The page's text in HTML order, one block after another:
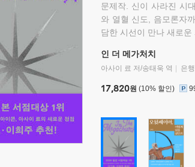
문제작. 신이 사라진 시
와 열혈 신도, 음모론자
담한 시선이 만나 새로운
인 더 메가처치
아사이 료 저/송태욱 역 은
17,820원 (10% 할인)